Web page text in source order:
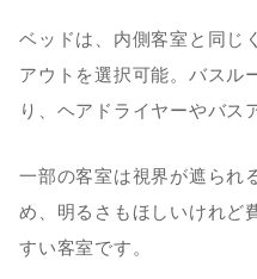
ベッドは、内側客室と同じ
アウトを選択可能。バスル
り、ヘアドライヤーやバス
一部の客室は視界が遮られ
め、明るさもほしいけれど
すい客室です。